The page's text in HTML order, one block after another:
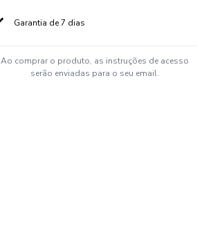
Garantia de 7 dias
Ao comprar o produto, as instruções de acesso
serão enviadas para o seu email.